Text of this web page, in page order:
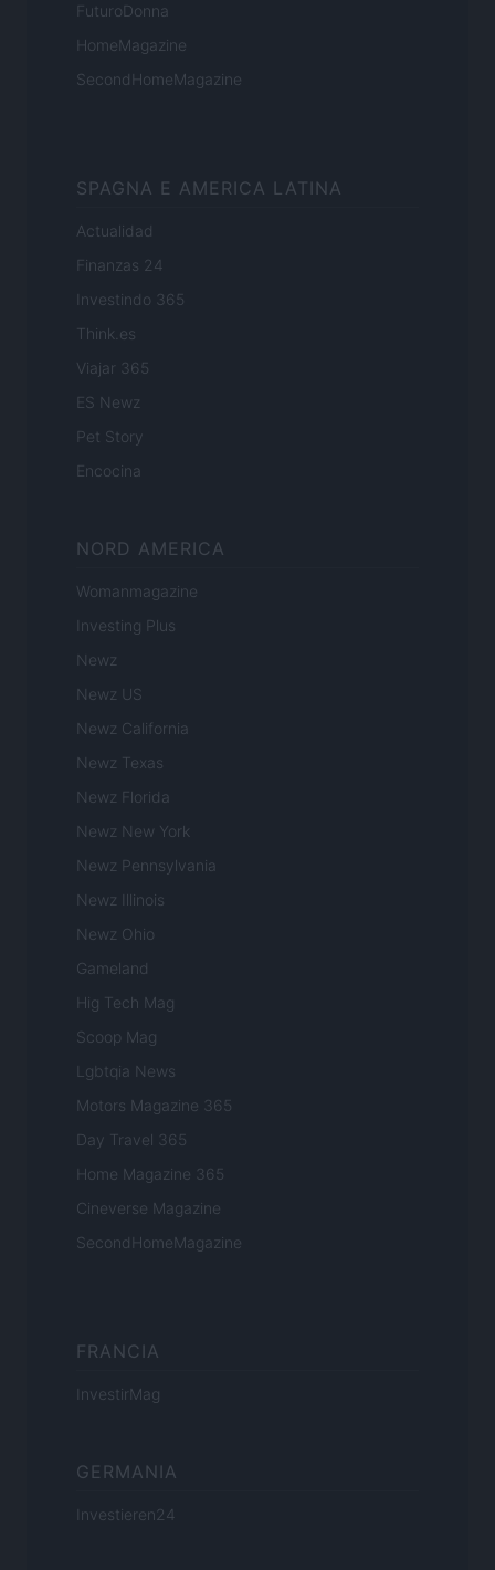
FuturoDonna
HomeMagazine
SecondHomeMagazine
SPAGNA E AMERICA LATINA
Actualidad
Finanzas 24
Investindo 365
Think.es
Viajar 365
ES Newz
Pet Story
Encocina
NORD AMERICA
Womanmagazine
Investing Plus
Newz
Newz US
Newz California
Newz Texas
Newz Florida
Newz New York
Newz Pennsylvania
Newz Illinois
Newz Ohio
Gameland
Hig Tech Mag
Scoop Mag
Lgbtqia News
Motors Magazine 365
Day Travel 365
Home Magazine 365
Cineverse Magazine
SecondHomeMagazine
FRANCIA
InvestirMag
GERMANIA
Investieren24